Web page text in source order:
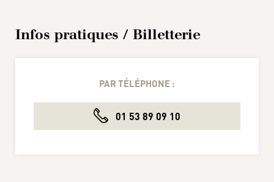
Infos pratiques / Billetterie
PAR TÉLÉPHONE :
01 53 89 09 10